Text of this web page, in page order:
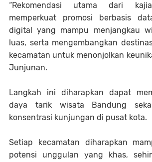
“Rekomendasi utama dari
memperkuat promosi berbasis
digital yang mampu menjangkau
luas, serta mengembangkan
kecamatan untuk menonjolkan
Junjunan.
Langkah ini diharapkan dapat
daya tarik wisata Bandung
konsentrasi kunjungan di pusat kota.
Setiap kecamatan diharapkan
potensi unggulan yang khas,